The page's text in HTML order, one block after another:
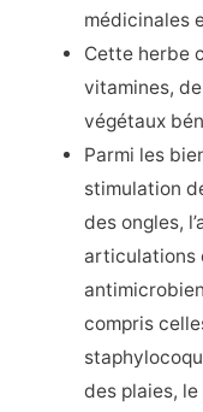
médicinales
Cette herbe
vitamines,
végétaux
Parmi les
stimulation
des ongles,
articulations
compris
des plaies,